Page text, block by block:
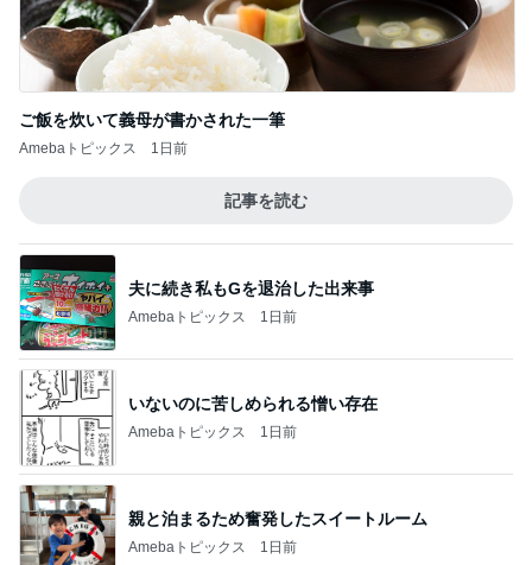
ご飯を炊いて義母が書かされた一筆
Amebaトピックス 1日前
記事を読む
夫に続き私もGを退治した出来事
Amebaトピックス 1日前
いないのに苦しめられる憎い存在
Amebaトピックス 1日前
親と泊まるため奮発したスイートルーム
Amebaトピックス 1日前